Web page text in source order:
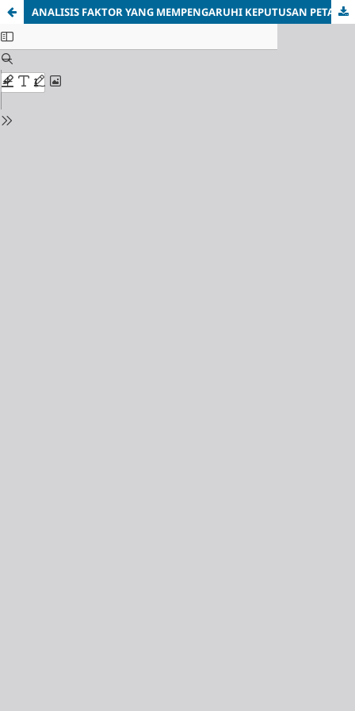
ANALISIS FAKTOR YANG MEMPENGARUHI KEPUTUSAN PETANI DALAM MEMILIH TOKO PUPUK